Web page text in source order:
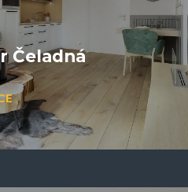
Čeladná